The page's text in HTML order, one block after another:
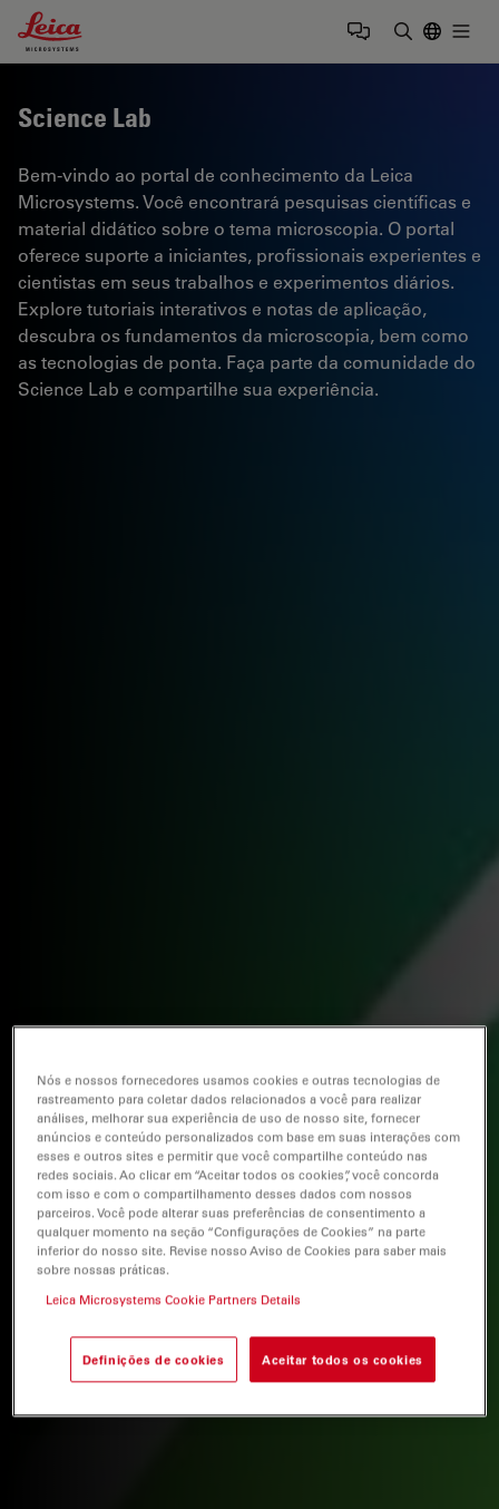
Leica Microsystems Logo
Science Lab
Bem-vindo ao portal de conhecimento da Leica
Microsystems. Você encontrará pesquisas científicas e
material didático sobre o tema microscopia. O portal
oferece suporte a iniciantes, profissionais experientes e
cientistas em seus trabalhos e experimentos diários.
Explore tutoriais interativos e notas de aplicação,
descubra os fundamentos da microscopia, bem como
as tecnologias de ponta. Faça parte da comunidade do
Science Lab e compartilhe sua experiência.
Nós e nossos fornecedores usamos cookies e outras tecnologias de
rastreamento para coletar dados relacionados a você para realizar
análises, melhorar sua experiência de uso de nosso site, fornecer
anúncios e conteúdo personalizados com base em suas interações com
esses e outros sites e permitir que você compartilhe conteúdo nas
redes sociais. Ao clicar em “Aceitar todos os cookies”, você concorda
com isso e com o compartilhamento desses dados com nossos
parceiros. Você pode alterar suas preferências de consentimento a
qualquer momento na seção “Configurações de Cookies” na parte
inferior do nosso site. Revise nosso Aviso de Cookies para saber mais
sobre nossas práticas.
Leica Microsystems Cookie Partners Details
Definições de cookies Aceitar todos os cookies